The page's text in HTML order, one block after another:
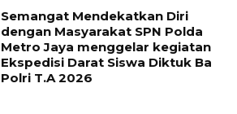
Semangat Mendekatkan Diri
dengan Masyarakat SPN Polda
Metro Jaya menggelar kegiatan
Ekspedisi Darat Siswa Diktuk Ba
Polri T.A 2026